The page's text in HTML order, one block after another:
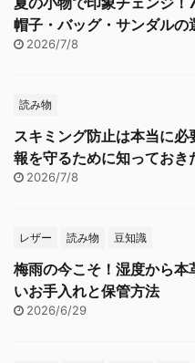
帽子・バッグ・サンダルの
2026/7/8
読み物
スキミング防止は本当に必
報を守るために知っておき
2026/7/8
レザー 読み物 豆知識
梅雨の今こそ！湿度から本
いお手入れと保管方法
2026/6/29